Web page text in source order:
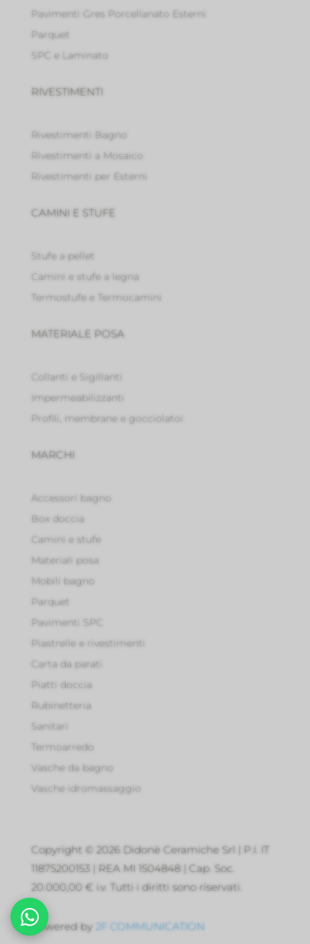
Pavimenti Gres Porcellanato Esterni
Parquet
SPC e Laminato
RIVESTIMENTI
Rivestimenti Bagno
Rivestimenti a Mosaico
Rivestimenti per Esterni
CAMINI E STUFE
Stufe a pellet
Camini e stufe a legna
Termostufe e Termocamini
MATERIALE POSA
Collanti e Sigillanti
Impermeabilizzanti
Profili, membrane e gocciolatoi
MARCHI
Accessori bagno
Box doccia
Camini e stufe
Materiali posa
Mobili bagno
Parquet
Pavimenti SPC
Piastrelle e rivestimenti
Carta da parati
Piatti doccia
Rubinetteria
Sanitari
Termoarredo
Vasche da bagno
Vasche idromassaggio
Copyright © 2026 Didonè Ceramiche Srl | P.I. IT
11875200153 | REA MI 1504848 | Cap. Soc.
20.000,00 € i.v. Tutti i diritti sono riservati.
Powered by 2F COMMUNICATION